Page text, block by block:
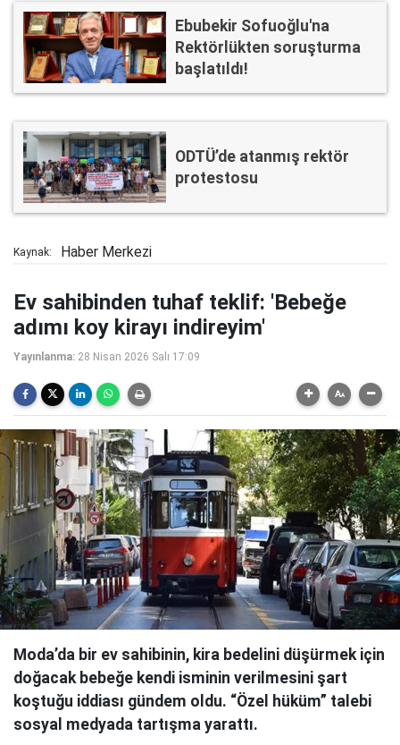
Ebubekir Sofuoğlu'na
Rektörlükten soruşturma
başlatıldı!
ODTÜ’de atanmış rektör
protestosu
Kaynak: Haber Merkezi
Ev sahibinden tuhaf teklif: 'Bebeğe
adımı koy kirayı indireyim'
Yayınlanma: 28 Nisan 2026 Salı 17:09
Moda’da bir ev sahibinin, kira bedelini düşürmek için
doğacak bebeğe kendi isminin verilmesini şart
koştuğu iddiası gündem oldu. “Özel hüküm” talebi
sosyal medyada tartışma yarattı.